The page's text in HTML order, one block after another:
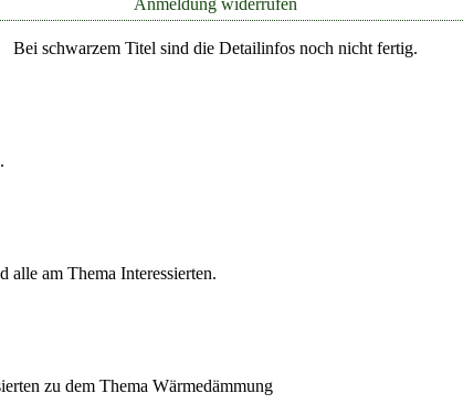
Anmeldung widerrufen
Bei schwarzem Titel sind die Detailinfos noch nicht fertig.
alle am Thema Interessierten.
zu dem Thema Wärmedämmung